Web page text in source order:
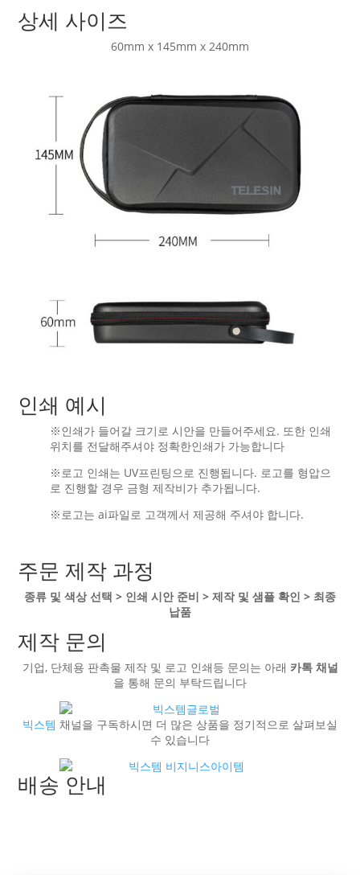
상세 사이즈
60mm x 145mm x 240mm
인쇄 예시
※인쇄가 들어갈 크기로 시안을 만들어주세요. 또한 인쇄
위치를 전달해주셔야 정확한인쇄가 가능합니다
※로고 인쇄는 UV프린팅으로 진행됩니다. 로고를 형압으
로 진행할 경우 금형 제작비가 추가됩니다.
※로고는 ai파일로 고객께서 제공해 주셔야 합니다.
주문 제작 과정
종류 및 색상 선택 > 인쇄 시안 준비 > 제작 및 샘플 확인 > 최종
납품
제작 문의
기업, 단체용 판촉물 제작 및 로고 인쇄등 문의는 아래 카톡 채널
을 통해 문의 부탁드립니다
빅스템 채널을 구독하시면 더 많은 상품을 정기적으로 살펴보실
수 있습니다
배송 안내